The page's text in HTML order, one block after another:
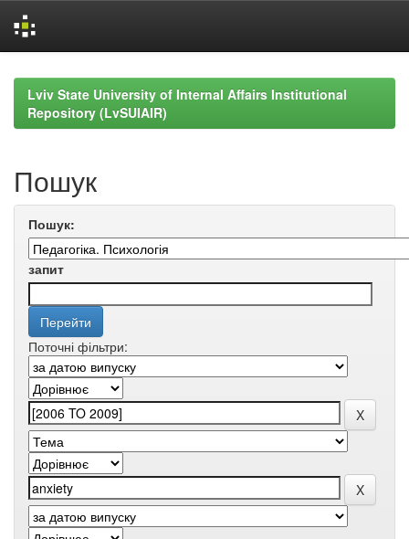
navigationLviv State University of Internal Affairs Institutional
Repository (LvSUIAIR)
Пошук
Пошук:
запит
Поточні фільтри: